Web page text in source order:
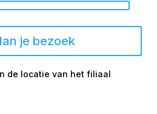
je bezoek